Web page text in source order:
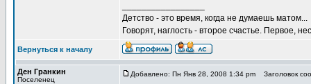
Детство - это время, когда не думаешь матом...
Говорят, наглость - второе счастье. Первое,
Вернуться к началу
Ден Гранкин
Поселенец
Добавлено: Пн Янв 28, 2008 1:34 pm Заголовок